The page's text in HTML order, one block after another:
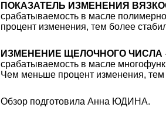
ПОКАЗАТЕЛЬ ИЗМЕНЕНИЯ
срабатываемость в масле
процент изменения, тем более
ИЗМЕНЕНИЕ ЩЕЛОЧНОГО ЧИСЛА
срабатываемость в масле
Чем меньше процент изменения,
Обзор подготовила Анна ЮДИНА.